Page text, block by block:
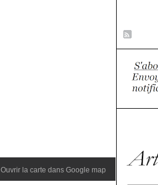
Ouvrir la carte dans Google map